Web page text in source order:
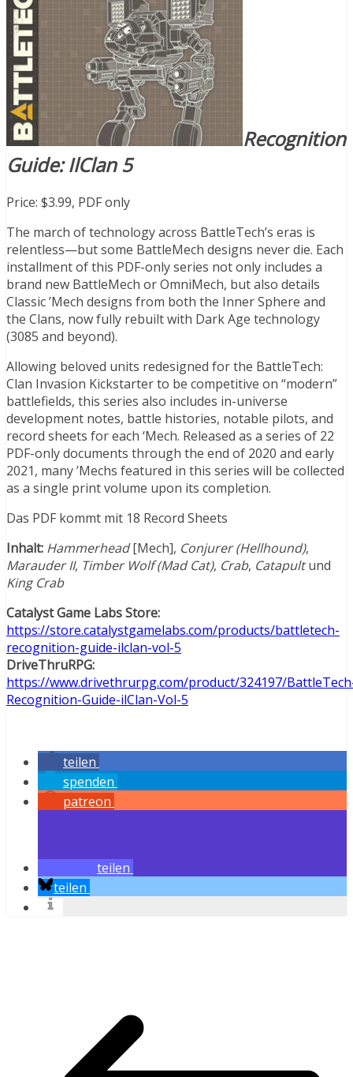
Recognition
Guide: IlClan 5
Price: $3.99, PDF only
The march of technology across BattleTech’s eras is
relentless—but some BattleMech designs never die. Each
installment of this PDF-only series not only includes a
brand new BattleMech or OmniMech, but also details
Classic ’Mech designs from both the Inner Sphere and
the Clans, now fully rebuilt with Dark Age technology
(3085 and beyond).
Allowing beloved units redesigned for the BattleTech:
Clan Invasion Kickstarter to be competitive on “modern”
battlefields, this series also includes in-universe
development notes, battle histories, notable pilots, and
record sheets for each ‘Mech. Released as a series of 22
PDF-only documents through the end of 2020 and early
2021, many ’Mechs featured in this series will be collected
as a single print volume upon its completion.
Das PDF kommt mit 18 Record Sheets
Inhalt: Hammerhead[Mech], Conjurer (Hellhound),
Marauder II, Timber Wolf (Mad Cat), Crab, Catapultund
King Crab
Catalyst Game Labs Store:
https://store.catalystgamelabs.com/products/battletech-
recognition-guide-ilclan-vol-5
DriveThruRPG:
https://www.drivethrurpg.com/product/324197/
Recognition-Guide-ilClan-Vol-5
teilen
spenden
patreon
teilen
teilen